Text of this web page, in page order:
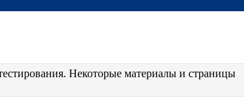
Некоторые материалы и страницы